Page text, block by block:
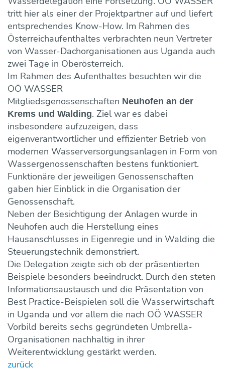
Regelwerke
Trinkwasserbar
Trinkwassernotversorgung
Trinkwasseruntersuchungsaktion
Versicherungen
Wahlergebnisse
Vorträge & Präsentationen
Fotos & Impressionen
Bildung ONLINE
Speicherung
Wasseraufbereitung
Reinigung
Wasserverlustanalyse und Leckortung
Wasserzähler
Fremdüberwachung von
Eigenüberwachung von
Projekte / Studien
EU-Angelegenheiten
Maulwurf- und Rohrlosdränung
Chronik
Team
tritt hier als einer der Projektpartner auf und liefert
entsprechendes Know-How. Im Rahmen des
Österreichaufenthaltes verbrachten neun Vertreter
von Wasser-Dachorganisationen aus Uganda auch
zwei Tage in Oberösterreich.
Im Rahmen des Aufenthaltes besuchten wir die
OÖ WASSER
Mitgliedsgenossenschaften Neuhofen an der
Krems und Walding. Ziel war es dabei
insbesondere aufzuzeigen, dass
eigenverantwortlicher und effizienter Betrieb von
modernen Wasserversorgungsanlagen in Form von
Wassergenossenschaften bestens funktioniert.
Funktionäre der jeweiligen Genossenschaften
gaben hier Einblick in die Organisation der
Genossenschaft.
Neben der Besichtigung der Anlagen wurde in
Neuhofen auch die Herstellung eines
Hausanschlusses in Eigenregie und in Walding die
Steuerungstechnik demonstriert.
Die Delegation zeigte sich ob der präsentierten
Beispiele besonders beeindruckt. Durch den steten
Informationsaustausch und die Präsentation von
Best Practice-Beispielen soll die Wasserwirtschaft
in Uganda und vor allem die nach OÖ WASSER
Vorbild bereits sechs gegründeten Umbrella-
Organisationen nachhaltig in ihrer
Weiterentwicklung gestärkt werden.
zurück